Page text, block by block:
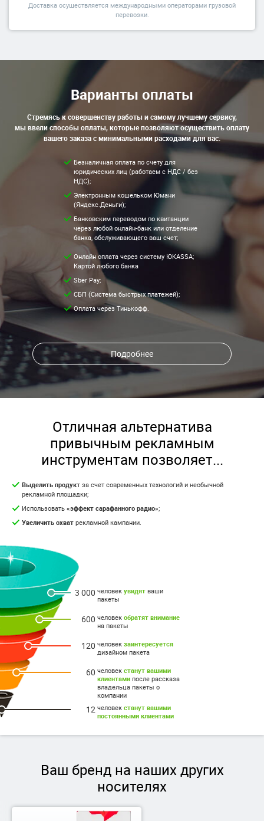
Доставка осуществляется международными операторами грузовой
перевозки.
Варианты оплаты
Стремясь к совершенству работы и самому лучшему сервису,
мы ввели способы оплаты, которые позволяют осуществить оплату
вашего заказа с минимальными расходами для вас.
Безналичная оплата по счету для
юридических лиц (работаем с НДС / без
НДС);
Электронным кошельком Юмани
(Яндекс.Деньги);
Банковским переводом по квитанции
через любой онлайн-банк или отделение
банка, обслуживающего ваш счет;
Онлайн оплата через систему ЮKASSA;
Картой любого банка
Sber Pay;
СБП (Система быстрых платежей);
Оплата через Тинькофф.
Подробнее
Отличная альтернатива
привычным рекламным
инструментам позволяет...
Выделить продукт за счет современных технологий и необычной
рекламной площадки;
Использовать «эффект сарафанного радио»;
Увеличить охват рекламной кампании.
3 000 человек увидят ваши
пакеты
600 человек обратят внимание
на пакеты
120 человек заинтересуется
дизайном пакета
60 человек станут вашими
клиентами после рассказа
владельца пакеты о
компании
12 человек станут вашими
постоянными клиентами
Ваш бренд на наших других
носителях